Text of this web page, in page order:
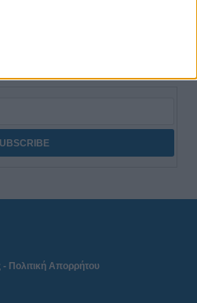
- Πολιτική Απορρήτου